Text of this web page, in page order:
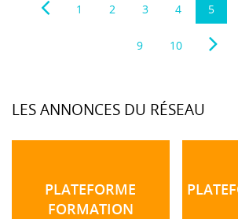
1 2 3 4 5
9 10
LES ANNONCES DU RÉSEAU
PLATEFORME
FORMATION